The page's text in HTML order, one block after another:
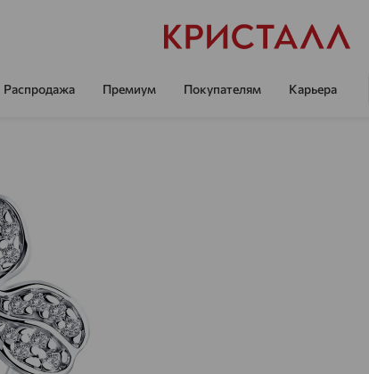
Распродажа Премиум Покупателям Карьера